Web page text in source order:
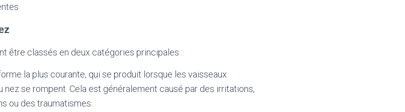
être classés en deux catégories principales :
la plus courante, qui se produit lorsque les vaisseaux
nez se rompent. Cela est généralement causé par des irritations,
ou des traumatismes.